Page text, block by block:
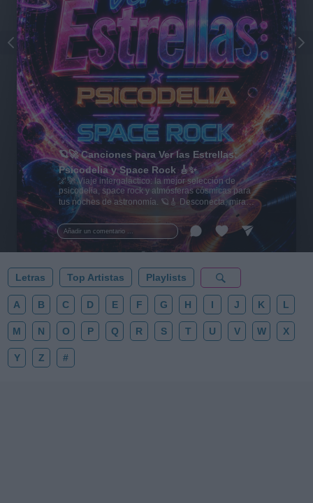
Añadir un comentario ...
🪐🚀 Canciones para Ver las Estrellas:
Psicodelia y Space Rock 🎸✨
🌌🚀 Viaje intergaláctico: la mejor selección de
psicodelia, space rock y atmósferas cósmicas para
tus noches de astronomía. 🪐🎸 Desconecta, mira
al firmamento y siente la gravedad cero. 💾 ¡Guarda
esta colección para tu próxima noche estrellada!
✨⭐
Letras Top Artistas Playlists
A B C D E F G H I J K L
M N O P Q R S T U V W X
Y Z #